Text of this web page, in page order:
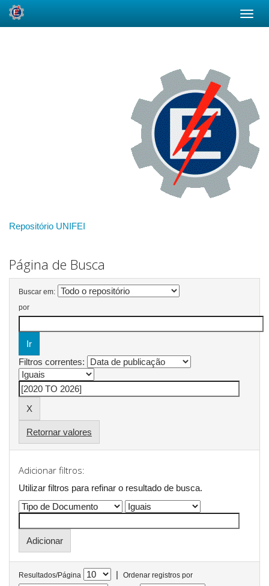
Repositório UNIFEI
Página de Busca
Buscar em:
por
Filtros correntes:
Retornar valores
Adicionar filtros:
Utilizar filtros para refinar o resultado de busca.
Resultados/Página |
Ordenar registros por